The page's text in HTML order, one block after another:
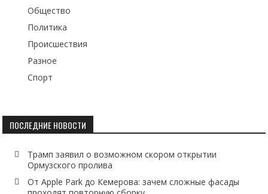
Общество
Политика
Происшествия
Разное
Спорт
ПОСЛЕДНИЕ НОВОСТИ
Трамп заявил о возможном скором открытии
Ормузского пролива
От Apple Park до Кемерова: зачем сложные фасады